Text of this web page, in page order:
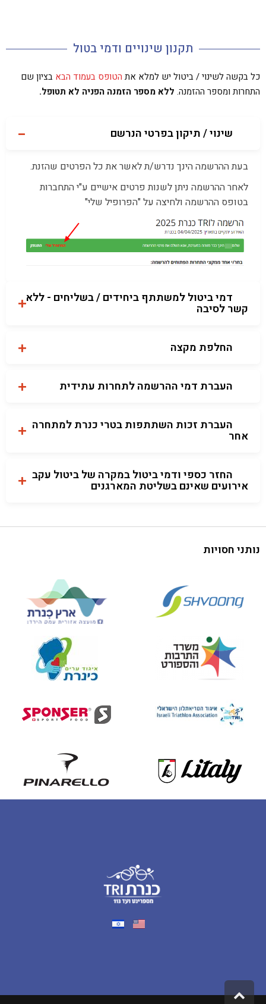
תקנון שינויים ודמי בטול
כל בקשה לשינוי / ביטול יש למלא את הטופס בעמוד הבא בציון שם
התחרות ומספר ההזמנה. ללא מספר הזמנה הפניה לא תטופל.
שינוי / תיקון בפרטי הנרשם
בעת ההרשמה הינך נדרש/ת לאשר את כל הפרטים שהזנת.
לאחר ההרשמה ניתן לשנות פרטים אישיים ע"י התחברות
בטופס ההרשמה ולחיצה על "הפרופיל שלי"
דמי ביטול למשתתף ביחידים / בשליחים - ללא
קשר לסיבה
החלפת מקצה
העברת דמי ההרשמה לתחרות עתידית
העברת זכות השתתפות בטרי כנרת למתחרה
אחר
החזר כספי ודמי ביטול במקרה של ביטול עקב
אירועים שאינם בשליטת המארגנים
נותני חסויות
גלילה